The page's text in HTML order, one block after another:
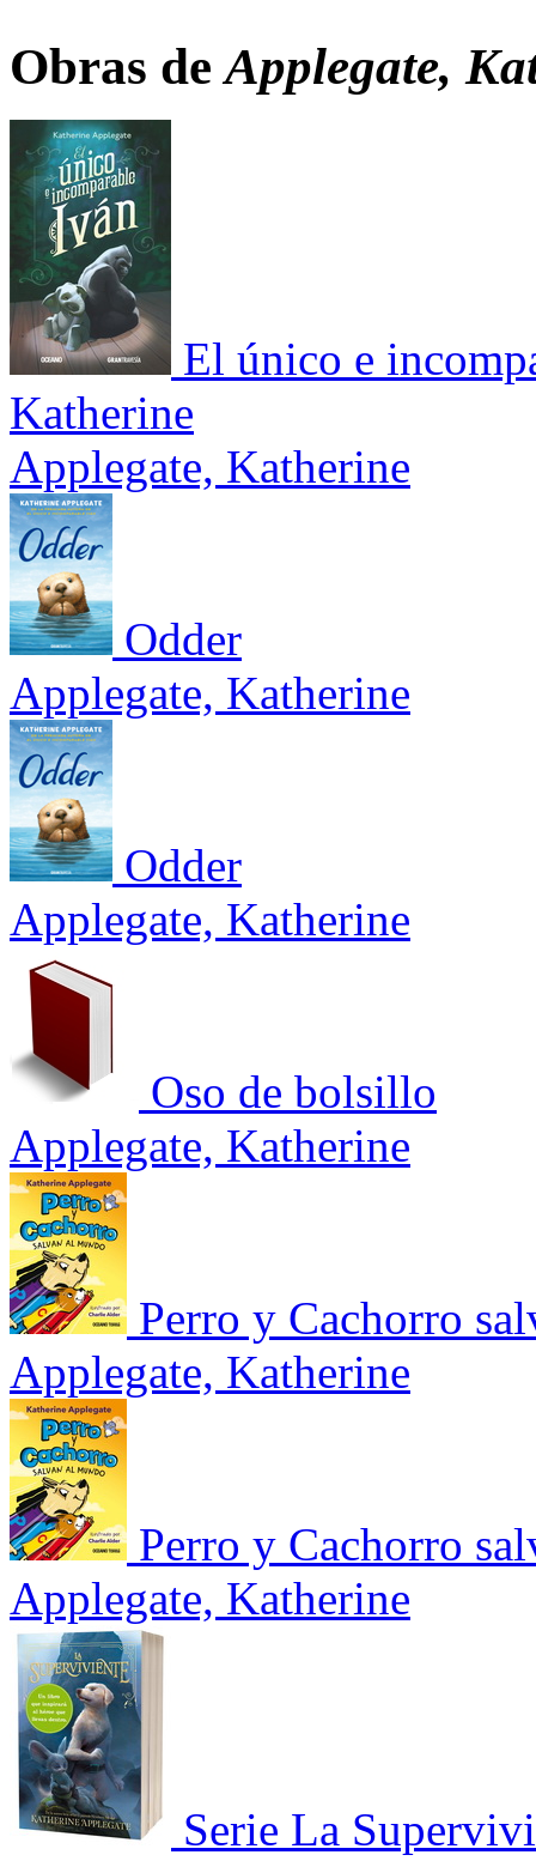
Obras deApplegate,
El único e
Katherine
Applegate, Katherine
Odder
Applegate, Katherine
Odder
Applegate, Katherine
Oso de bolsillo
Applegate, Katherine
Perro y Cachorro
Applegate, Katherine
Perro y Cachorro
Applegate, Katherine
Serie La